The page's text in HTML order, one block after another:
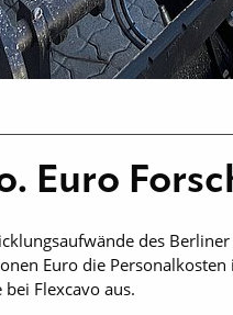
Euro
des
Euro die
Flexcavo aus.